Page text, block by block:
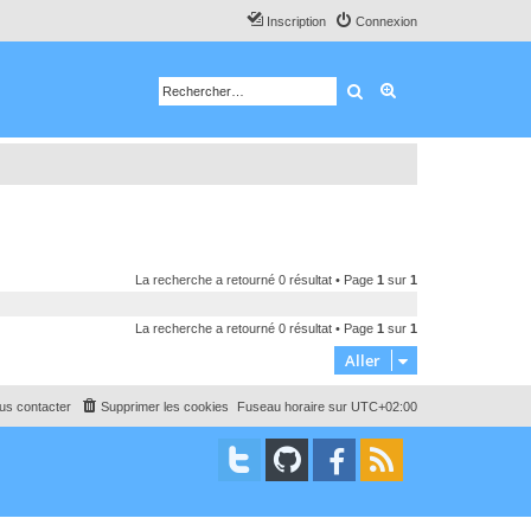
Connexion
Inscription
Rechercher
La recherche a retourné 0 résultat • Page 1 sur 1
La recherche a retourné 0 résultat • Page 1 sur 1
Aller
Fuseau horaire sur UTC+02:00
Supprimer les cookies
contacter